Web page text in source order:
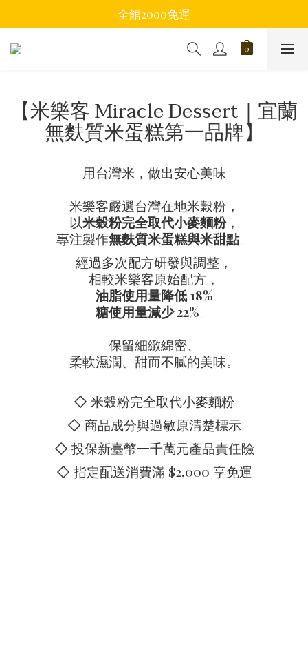
全館2000免運
【米樂客 Miracle Dessert｜宜蘭
無麩質米蛋糕第一品牌】
用台灣米，做出安心美味
米樂客嚴選台灣在地米穀粉，
以米穀粉完全取代小麥麵粉，
專注製作無麩質米蛋糕與米甜點。
經過多次配方研發與調整，
相較米樂客原始配方，
油脂使用量降低 18%
糖使用量減少 22%。
保留細緻綿密、
柔軟濕潤、甜而不膩的美味。
◇ 米穀粉完全取代小麥麵粉
◇ 商品成分與過敏原清楚標示
◇ 投保新臺幣一千萬元產品責任險
◇ 指定配送消費滿 $2,000 享免運